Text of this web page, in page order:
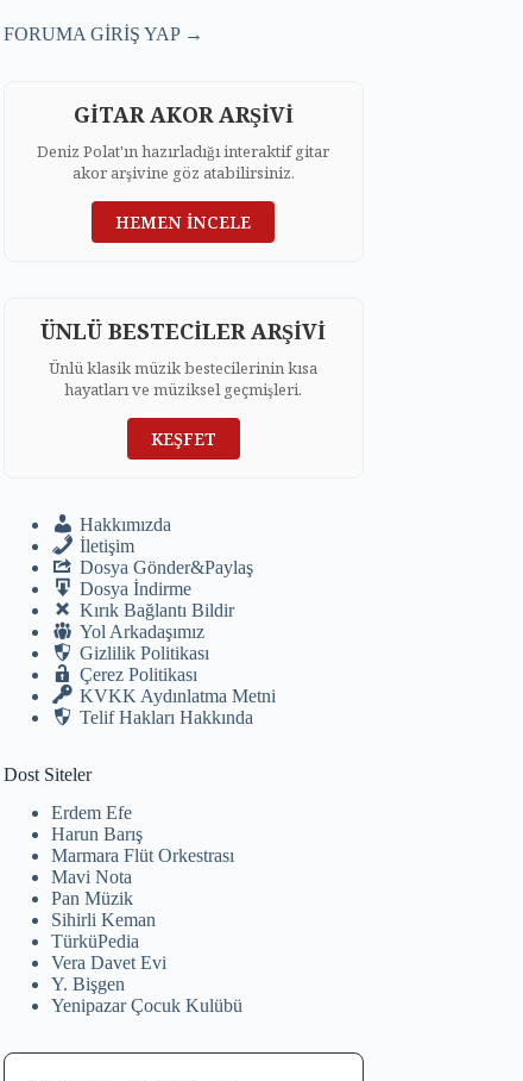
FORUMA GİRİŞ YAP →
GİTAR AKOR ARŞİVİ
Deniz Polat'ın hazırladığı interaktif gitar
akor arşivine göz atabilirsiniz.
HEMEN İNCELE
ÜNLÜ BESTECİLER ARŞİVİ
Ünlü klasik müzik bestecilerinin kısa
hayatları ve müziksel geçmişleri.
KEŞFET
Hakkımızda
İletişim
Dosya Gönder&Paylaş
Dosya İndirme
Kırık Bağlantı Bildir
Yol Arkadaşımız
Gizlilik Politikası
Çerez Politikası
KVKK Aydınlatma Metni
Telif Hakları Hakkında
Dost Siteler
Erdem Efe
Harun Barış
Marmara Flüt Orkestrası
Mavi Nota
Pan Müzik
Sihirli Keman
TürküPedia
Vera Davet Evi
Y. Bişgen
Yenipazar Çocuk Kulübü